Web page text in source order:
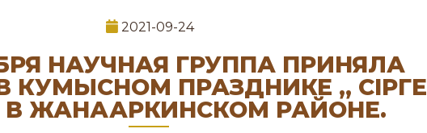
2021-09-24
НАУЧНАЯ ГРУППА ПРИНЯЛА
КУМЫСНОМ ПРАЗДНИКЕ ,, СІРГЕ
В ЖАНААРКИНСКОМ РАЙОНЕ.